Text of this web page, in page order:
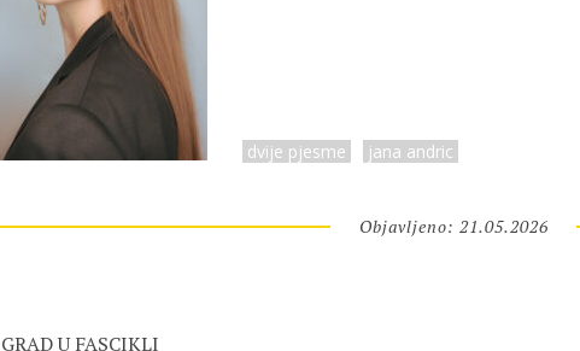
dvije pjesme jana andric
Objavljeno: 21.05.2026
GRAD U FASCIKLI